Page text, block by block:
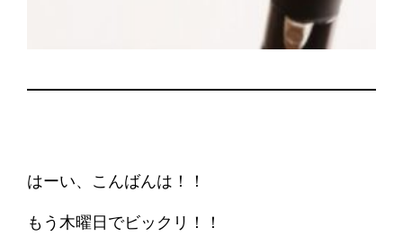
はーい、こんばんは！！
もう木曜日でビックリ！！